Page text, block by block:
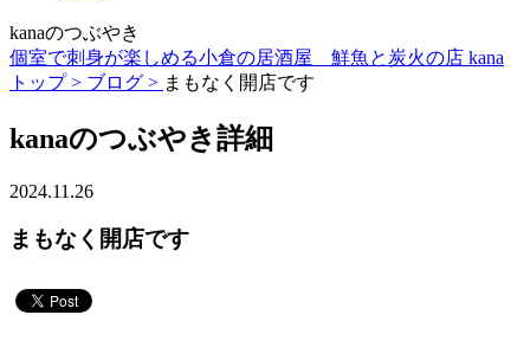
kanaのつぶやき
個室で刺身が楽しめる小倉の居酒屋 鮮魚と炭火の店 kana
トップ > ブログ > まもなく開店です
kanaのつぶやき詳細
2024.11.26
まもなく開店です